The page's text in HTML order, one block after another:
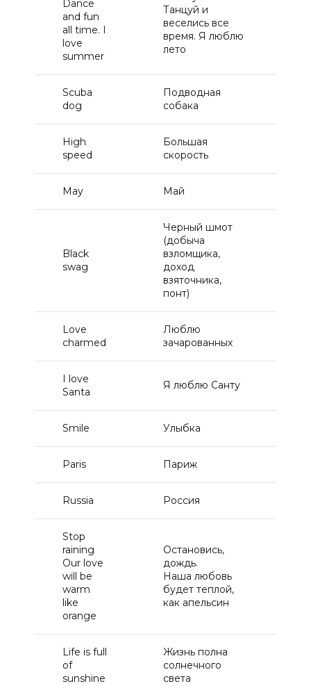
Dance
and fun
all time. I
love
summer
Танцуй и
веселись все
время. Я люблю
лето
Scuba
dog
Подводная
собака
High
speed
Большая
скорость
May Май
Black
swag
Черный шмот
(добыча
взломщика,
доход
взяточника,
понт)
Love
charmed
Люблю
зачарованных
I love
Santa
Я люблю Санту
Smile Улыбка
Paris Париж
Russia Россия
Stop
raining
Our love
will be
warm
like
orange
Остановись,
дождь.
Наша любовь
будет теплой,
как апельсин
Life is full
of
sunshine
Жизнь полна
солнечного
света